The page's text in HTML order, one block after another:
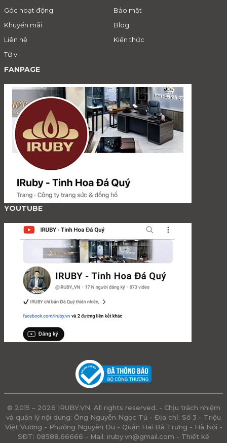
Góc hoạt động
Bảo mật
Khuyến mãi
Blog
Liên hệ
Kiến thức
Tử vi
FANPAGE
YOUTUBE
© 2015 – 2026 IRUBY.VN. All rights reserved. - Chịu trách nhiệm
và quản lý nội dung: Ông Nguyễn Ngọc Tú - Địa chỉ: Số 3 - Triệu
Việt Vương - Phường Nguyễn Du - Quận Hai Bà Trưng - Hà Nội -
SĐT: 08588.66666 - Mail: iruby.vn@gmail.com - Thiết kế